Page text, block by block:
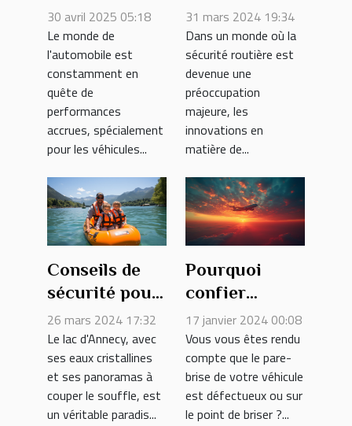
performance
avec les
boîtiers
additionnels
pour diesel -
Mythes et
réalités
30 avril 2025 05:18
Le monde de
l'automobile est
constamment en
quête de
performances
accrues, spécialement
pour les véhicules...
en matière de
systèmes de
sécurité
automobile
31 mars 2024 19:34
Dans un monde où la
sécurité routière est
devenue une
préoccupation
majeure, les
innovations en
matière de...
Conseils de
sécurité pour
la navigation
de plaisance
sur le lac
d'Annecy
26 mars 2024 17:32
Le lac d'Annecy, avec
ses eaux cristallines
et ses panoramas à
couper le souffle, est
un véritable paradis...
Pourquoi
confier
l’installation
de son pare-
brise à un
professionnel
?
17 janvier 2024 00:08
Vous vous êtes rendu
compte que le pare-
brise de votre véhicule
est défectueux ou sur
le point de briser ?...